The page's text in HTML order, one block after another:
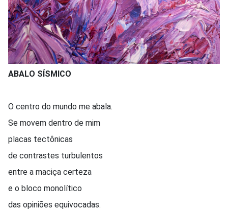
ABALO SÍSMICO
O centro do mundo me abala.
Se movem dentro de mim
placas tectônicas
de contrastes turbulentos
entre a maciça certeza
e o bloco monolítico
das opiniões equivocadas.